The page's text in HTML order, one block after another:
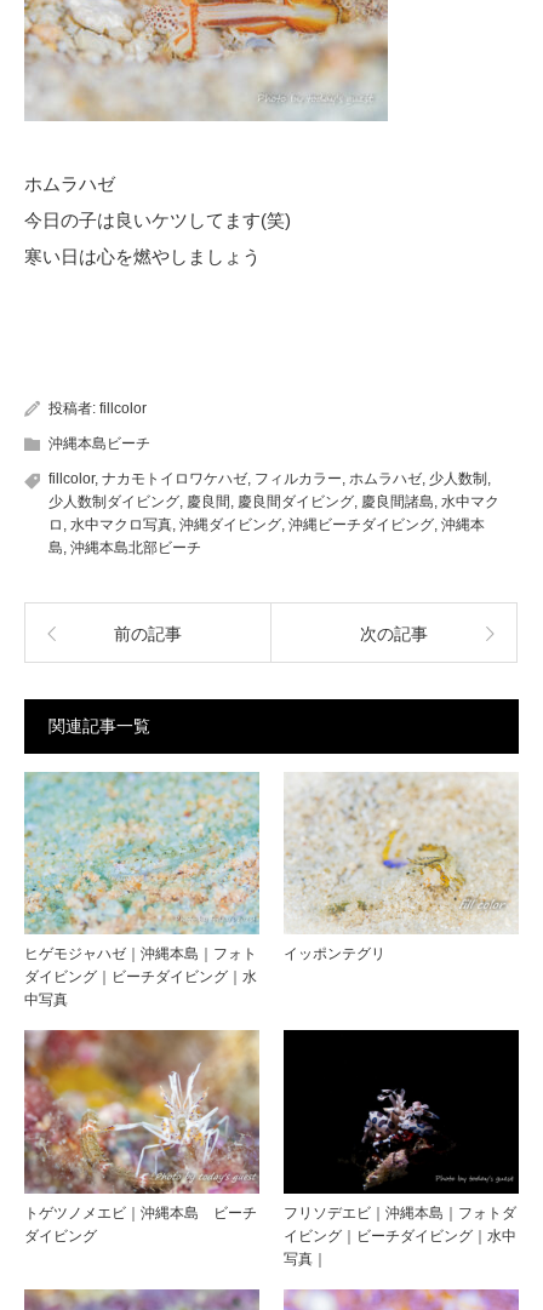
ホムラハゼ
今日の子は良いケツしてます(笑)
寒い日は心を燃やしましょう
投稿者: fillcolor
沖縄本島ビーチ
fillcolor, ナカモトイロワケハゼ フィルカラー ホムラハゼ 少人数制
少人数制ダイビング 慶良間 慶良間ダイビング 慶良間諸島 水中マク
ロ 水中マクロ写真 沖縄ダイビング 沖縄ビーチダイビング 沖縄本
島 沖縄本島北部ビーチ
前の記事 次の記事
関連記事一覧
ヒゲモジャハゼ｜沖縄本島｜フォト
ダイビング｜ビーチダイビング｜水
中写真
イッポンテグリ
トゲツノメエビ｜沖縄本島 ビーチ
ダイビング
フリソデエビ｜沖縄本島｜フォトダ
イビング｜ビーチダイビング｜水中
写真｜